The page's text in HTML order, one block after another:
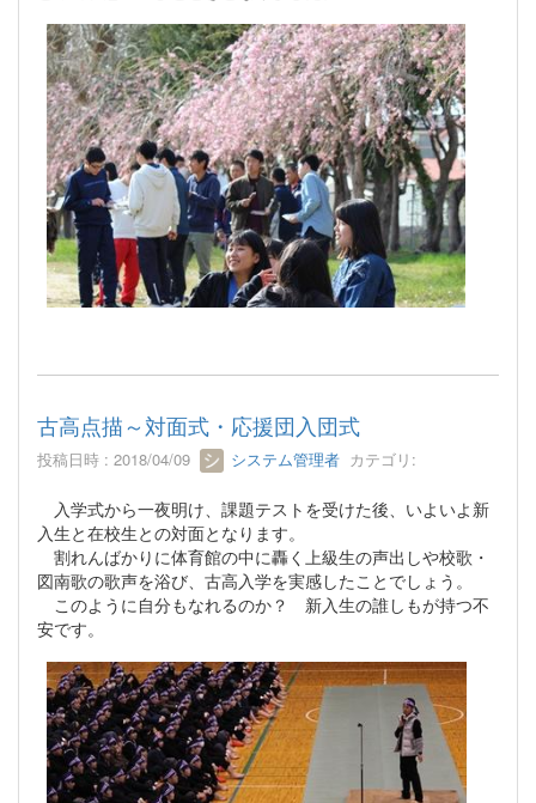
古高点描～対面式・応援団入団式
投稿日時 : 2018/04/09 システム管理者 カテゴリ:
入学式から一夜明け、課題テストを受けた後、いよいよ新
入生と在校生との対面となります。
割れんばかりに体育館の中に轟く上級生の声出しや校歌・
図南歌の歌声を浴び、古高入学を実感したことでしょう。
このように自分もなれるのか？ 新入生の誰しもが持つ不
安です。